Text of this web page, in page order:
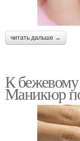
читать дальше →
К
Маникюр